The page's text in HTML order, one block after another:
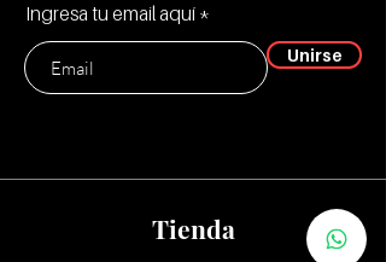
Ingresa tu email aquí
Unirse
Tienda